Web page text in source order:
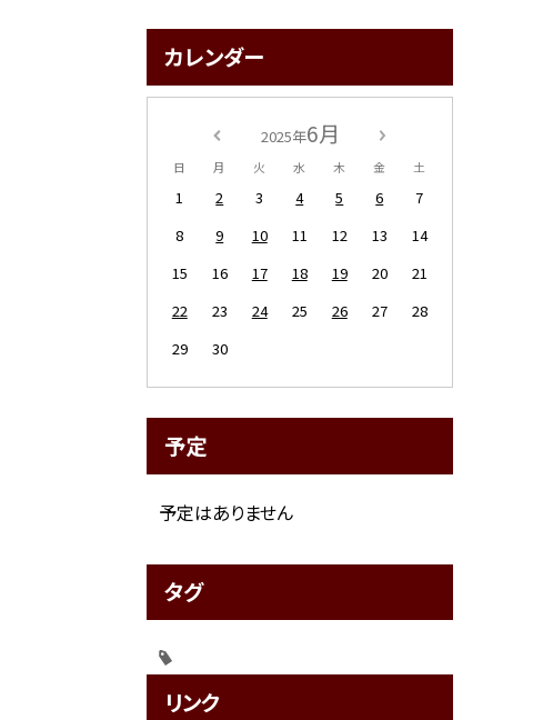
カレンダー
2025年6月
日 月 火 水 木 金 土
1 2 3 4 5 6
7
8
9 10 11 12 13
14
15
16 17 18 19 20
21
22
23 24 25 26 27
28
29
30
予定
予定はありません
タグ
リンク